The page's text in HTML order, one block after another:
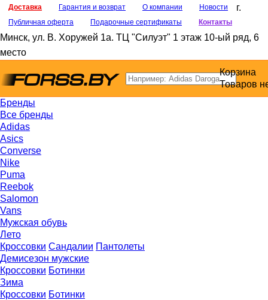
Доставка Гарантия и возврат О компании
Новости
Публичная оферта
Подарочные сертификаты Контакты
г.
Минск, ул. В. Хоружей 1а. ТЦ "Силуэт" 1 этаж 10-ый ряд, 6
место
Корзина
Товаров
Бренды
Все бренды
Adidas
Asics
Converse
Nike
Puma
Reebok
Salomon
Vans
Мужская обувь
Лето
Кроссовки Сандалии Пантолеты
Демисезон мужские
Кроссовки Ботинки
Зима
Кроссовки Ботинки